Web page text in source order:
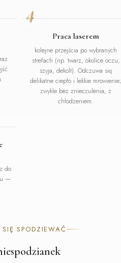
4
Praca laserem
kolejne przejścia po wybranych
strefach (np. twarz, okolice oczu,
szyja, dekolt). Odczuwa się
delikatne ciepło i lekkie mrowienie;
zwykle bez znieczulenia, z
chłodzeniem.
do
—
SPODZIEWAĆ